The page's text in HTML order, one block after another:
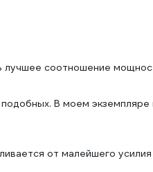
лучшее соотношение
В моем экземпляре
от малейшего